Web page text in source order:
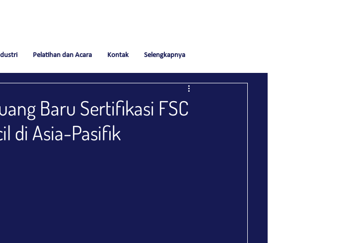
Pelatihan dan Acara Kontak Selengkapnya
Baru Sertifikasi FSC
di Asia-Pasifik